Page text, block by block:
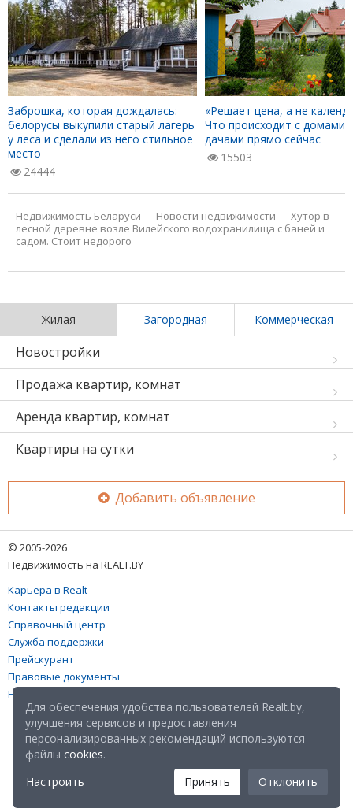
Заброшка, которая дождалась:
белорусы выкупили старый лагерь
у леса и сделали из него стильное
место
24444
«Решает цена, а не
Что происходит с домами
дачами прямо сейчас
15503
Недвижимость Беларуси — Новости недвижимости —Хутор в
лесной деревне возле Вилейского водохранилища с баней и
садом. Стоит недорого
Жилая Загородная Коммерческая
Новостройки
Продажа квартир, комнат
Аренда квартир, комнат
Квартиры на сутки
Добавить объявление
© 2005-2026
Недвижимость на REALT.BY
Карьера в Realt
Контакты редакции
Справочный центр
Служба поддержки
Прейскурант
Правовые документы
Настройка файлов cookies
Для обеспечения удобства пользователей Realt.by,
улучшения сервисов и предоставления
персонализированных рекомендаций используются
файлы cookies.
Настроить
Принять Отклонить